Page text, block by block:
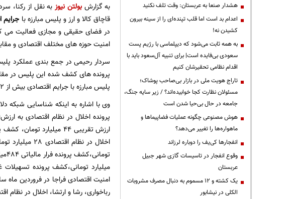
به گزارشبولتن نیوز به نقل از رکنا،
قاچاق کالا و ارز و پلیس مبارزه با جرایم
در فضای حقیقی و مجازی فعالیت می
امنیت حوزه های مختلف اقتصادی و
سردار رحیمی در جمع بندی عملکرد
پلیس مبارزه با جرایم اقتصادی بیش از 2 هزار و 462 هزار میلیارد تومان می باشد.
وی با اشاره به اینکه شناسایی شبکه
امنیت اقتصادی فراجا در فروردین ماه
رباخواری، رشا و ارتشا، اخلال در نظام اقتصادی و... در فروردین
هشدار صنعا به عربستان: وقت تلف نکنید
اعدام بد است اما قلب تپنده‌ای را از سینه بیرون
کشیدن نه!
به همه ثابت می‌شود که دیپلماسی با رژیم پست
سعودی بی‌فایده است| برای تنبیه آل‌سعود باید با
اقدام نظامی تحقیرشان کنیم
تاراج هویت ملی در بازار بی‌صاحب پوشاک؛
مسئولان نظارت کجا خوابیده‌اند؟ / زیر سایه جنگ،
جامعه در حال بی‌حیا شدن است
هوش مصنوعی چگونه عملیات فضاپیماها و
ماهواره‌ها را تغییر می‌دهد؟
انفجارها کی‌یف را دوباره لرزاند
وقوع انفجار در تاسیسات گازی شهر جبیل
عربستان
یک کشته و ۱۲ مسموم به دنبال مصرف مشروبات
الکلی در نیشابور